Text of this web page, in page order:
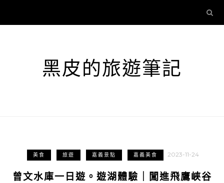
黑皮的旅遊筆記
美食 旅遊 嘉義景點 嘉義美食 2023-11-24
曾文水庫一日遊。遊湖體驗｜闖進飛鷹峽谷